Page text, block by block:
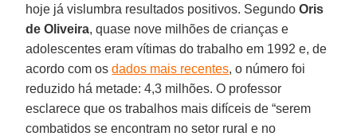
hoje já vislumbra resultados positivos. SegundoOris
de Oliveira, quase nove milhões de crianças e
adolescentes eram vítimas do trabalho em 1992 e, de
acordo com osdados mais recentes, o número foi
reduzido há metade: 4,3 milhões. O professor
esclarece que os trabalhos mais difíceis de “serem
combatidos se encontram no setor rural e no